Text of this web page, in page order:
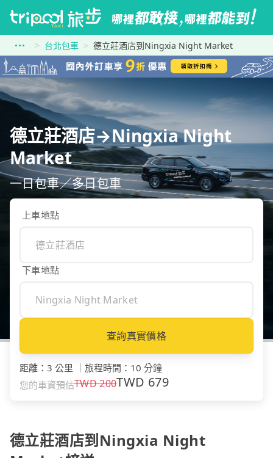
台北包車 德立莊酒店到Ningxia Night Market
德立莊酒店→Ningxia Night
Market
一日包車／多日包車
上車地點
下車地點
查詢真實價格
距離 ： 3 公里 旅程時間 ： 10 分鐘
您的車資預估TWD200TWD 679
德立莊酒店到Ningxia Night